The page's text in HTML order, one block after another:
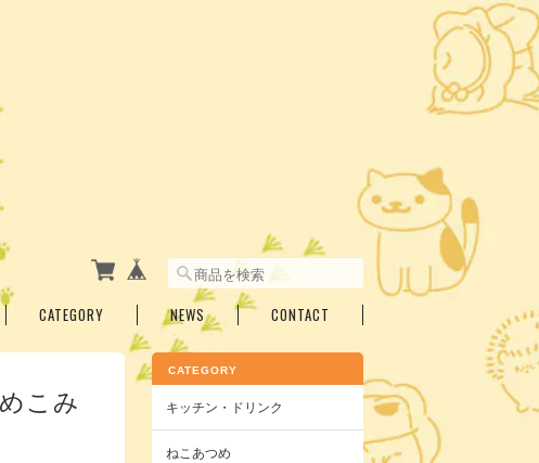
CATEGORY NEWS CONTACT
こみ
CATEGORY
キッチン・ドリンク
ねこあつめ